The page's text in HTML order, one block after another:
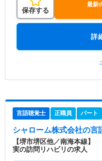
保存する
最新
詳
言語聴覚士 正職員 パート
シャローム株式会社の言
【堺市堺区他／南海本線】
実の訪問リハビリの求人